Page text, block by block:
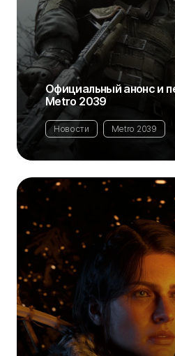
Официальный анонс и
Metro 2039
Новости Metro 2039